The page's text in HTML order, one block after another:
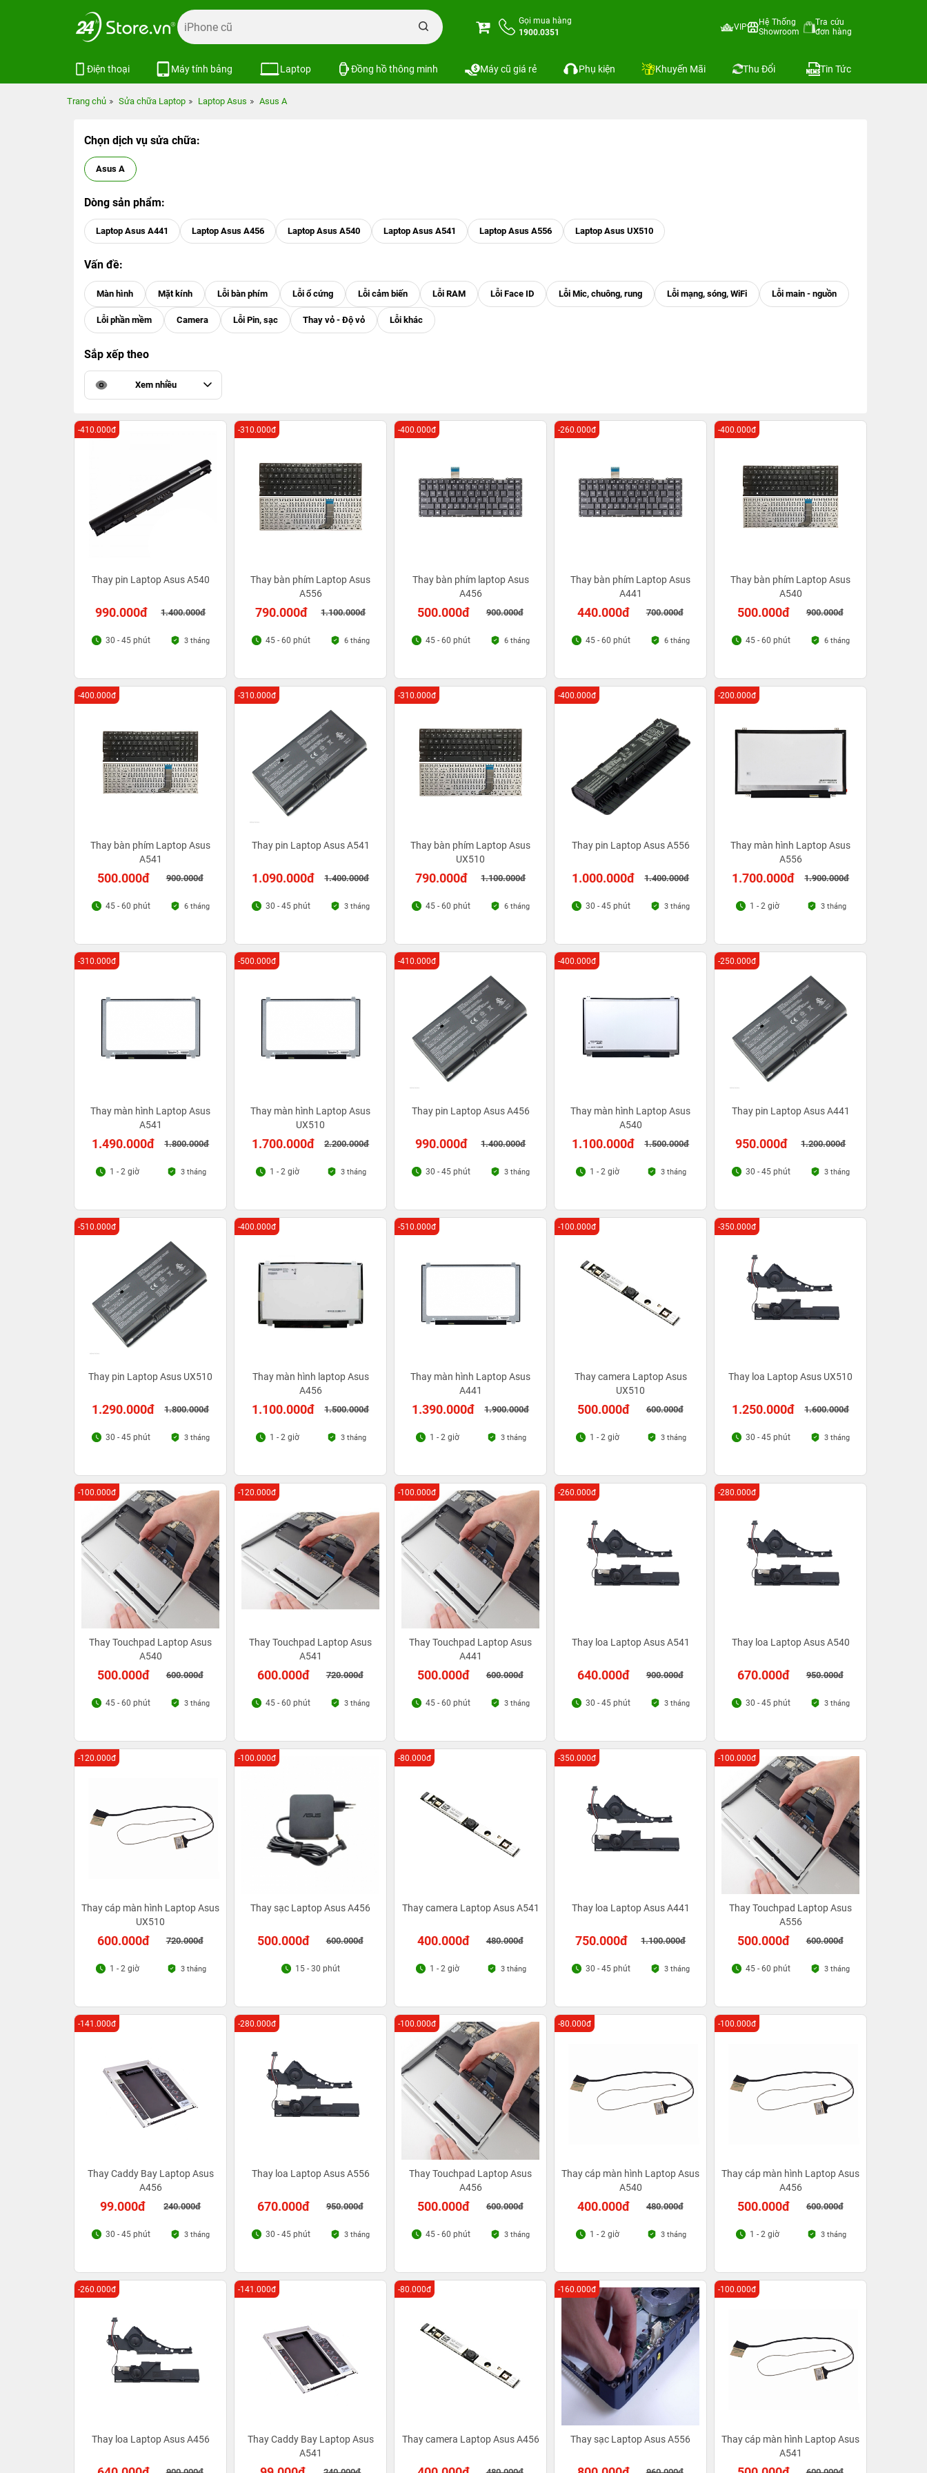
Gọi mua hàng
1900.0351
VIP
Hệ Thống
Showroom
Tra cứu
đơn hàng
Điện thoại Máy tính bảng Laptop Đồng hồ thông minh Máy cũ giá rẻ Phụ kiện Khuyến Mãi Thu Đổi Tin Tức
Trang chủ Sửa chữa Laptop Laptop Asus Asus A
Chọn dịch vụ sửa chữa:
Asus A
Dòng sản phẩm:
Laptop Asus A441 Laptop Asus A456 Laptop Asus A540 Laptop Asus A541 Laptop Asus A556 Laptop Asus UX510
Vấn đề:
Sắp xếp theo
Xem nhiều
Thay pin Laptop Asus A540
990.000đ 1.400.000đ
-410.000đ
30 - 45 phút 3 tháng
Thay bàn phím Laptop Asus
A556
790.000đ 1.100.000đ
-310.000đ
45 - 60 phút 6 tháng
Thay bàn phím laptop Asus
A456
500.000đ 900.000đ
-400.000đ
45 - 60 phút 6 tháng
Thay bàn phím Laptop Asus
A441
440.000đ 700.000đ
-260.000đ
45 - 60 phút 6 tháng
Thay bàn phím Laptop Asus
A540
500.000đ 900.000đ
-400.000đ
45 - 60 phút 6 tháng
Thay bàn phím Laptop Asus
A541
500.000đ 900.000đ
-400.000đ
45 - 60 phút 6 tháng
Thay pin Laptop Asus A541
1.090.000đ 1.400.000đ
-310.000đ
30 - 45 phút 3 tháng
Thay bàn phím Laptop Asus
UX510
790.000đ 1.100.000đ
-310.000đ
45 - 60 phút 6 tháng
Thay pin Laptop Asus A556
1.000.000đ 1.400.000đ
-400.000đ
30 - 45 phút 3 tháng
Thay màn hình Laptop Asus
A556
1.700.000đ 1.900.000đ
-200.000đ
1 - 2 giờ 3 tháng
Thay màn hình Laptop Asus
A541
1.490.000đ 1.800.000đ
-310.000đ
1 - 2 giờ 3 tháng
Thay màn hình Laptop Asus
UX510
1.700.000đ 2.200.000đ
-500.000đ
1 - 2 giờ 3 tháng
Thay pin Laptop Asus A456
990.000đ 1.400.000đ
-410.000đ
30 - 45 phút 3 tháng
Thay màn hình Laptop Asus
A540
1.100.000đ 1.500.000đ
-400.000đ
1 - 2 giờ 3 tháng
Thay pin Laptop Asus A441
950.000đ 1.200.000đ
-250.000đ
30 - 45 phút 3 tháng
Thay pin Laptop Asus UX510
1.290.000đ 1.800.000đ
-510.000đ
30 - 45 phút 3 tháng
Thay màn hình laptop Asus
A456
1.100.000đ 1.500.000đ
-400.000đ
1 - 2 giờ 3 tháng
Thay màn hình Laptop Asus
A441
1.390.000đ 1.900.000đ
-510.000đ
1 - 2 giờ 3 tháng
Thay camera Laptop Asus
UX510
500.000đ 600.000đ
-100.000đ
1 - 2 giờ 3 tháng
Thay loa Laptop Asus UX510
1.250.000đ 1.600.000đ
-350.000đ
30 - 45 phút 3 tháng
Thay Touchpad Laptop Asus
A540
500.000đ 600.000đ
-100.000đ
45 - 60 phút 3 tháng
Thay Touchpad Laptop Asus
A541
600.000đ 720.000đ
-120.000đ
45 - 60 phút 3 tháng
Thay Touchpad Laptop Asus
A441
500.000đ 600.000đ
-100.000đ
45 - 60 phút 3 tháng
Thay loa Laptop Asus A541
640.000đ 900.000đ
-260.000đ
30 - 45 phút 3 tháng
Thay loa Laptop Asus A540
670.000đ 950.000đ
-280.000đ
30 - 45 phút 3 tháng
Thay cáp màn hình Laptop Asus
UX510
600.000đ 720.000đ
-120.000đ
1 - 2 giờ 3 tháng
Thay sạc Laptop Asus A456
500.000đ 600.000đ
-100.000đ
15 - 30 phút
Thay camera Laptop Asus A541
400.000đ 480.000đ
-80.000đ
1 - 2 giờ 3 tháng
Thay loa Laptop Asus A441
750.000đ 1.100.000đ
-350.000đ
30 - 45 phút 3 tháng
Thay Touchpad Laptop Asus
A556
500.000đ 600.000đ
-100.000đ
45 - 60 phút 3 tháng
Thay Caddy Bay Laptop Asus
A456
99.000đ 240.000đ
-141.000đ
30 - 45 phút 3 tháng
Thay loa Laptop Asus A556
670.000đ 950.000đ
-280.000đ
30 - 45 phút 3 tháng
Thay Touchpad Laptop Asus
A456
500.000đ 600.000đ
-100.000đ
45 - 60 phút 3 tháng
Thay cáp màn hình Laptop Asus
A540
400.000đ 480.000đ
-80.000đ
1 - 2 giờ 3 tháng
Thay cáp màn hình Laptop Asus
A456
500.000đ 600.000đ
-100.000đ
1 - 2 giờ 3 tháng
Thay loa Laptop Asus A456
-260.000đ
Thay Caddy Bay Laptop Asus
A541
-141.000đ
Thay camera Laptop Asus A456
-80.000đ
Thay sạc Laptop Asus A556
-160.000đ
Thay cáp màn hình Laptop Asus
A541
-100.000đ